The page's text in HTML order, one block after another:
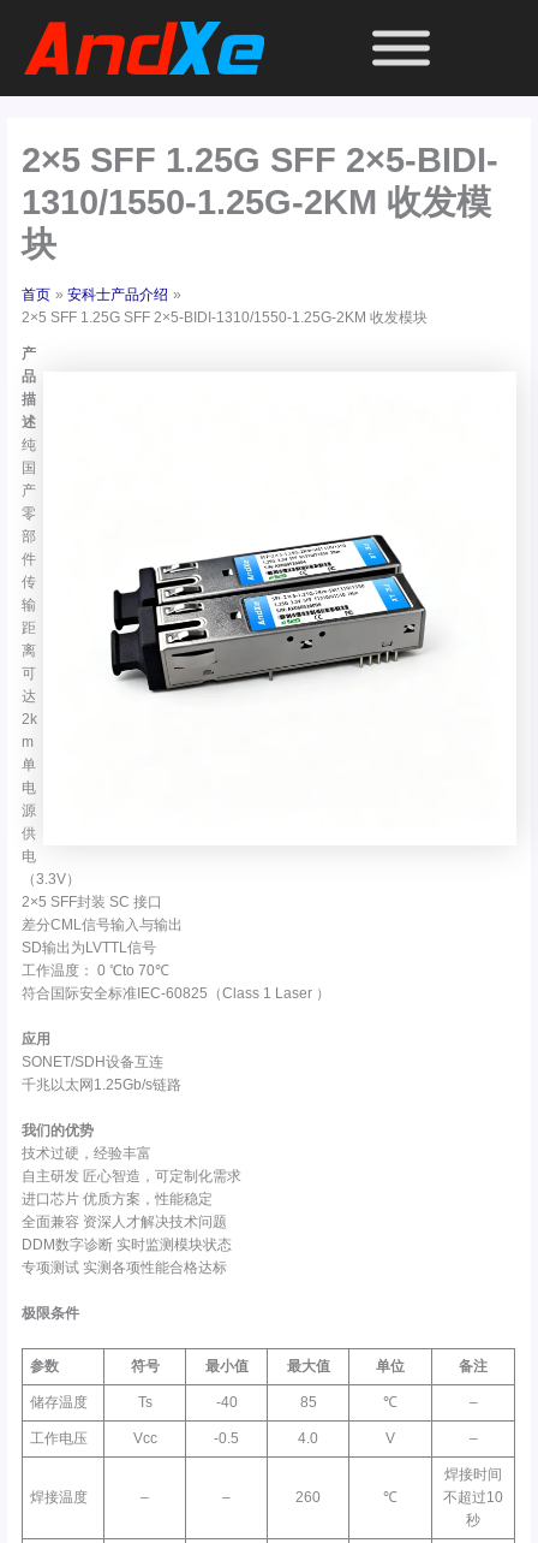
2×5 SFF 1.25G SFF 2×5-BIDI-
1310/1550-1.25G-2KM 收发模
块
首页
安科士产品介绍
2×5 SFF 1.25G SFF 2×5-BIDI-1310/1550-1.25G-2KM 收发模块
产
品
描
述
纯
国
产
零
部
件
传
输
距
离
可
达
2k
m
单
电
源
供
电
（3.3V）
2×5 SFF封装 SC 接口
差分CML信号输入与输出
SD输出为LVTTL信号
工作温度： 0 ℃to 70℃
符合国际安全标准IEC-60825（Class 1 Laser ）
应用
SONET/SDH设备互连
千兆以太网1.25Gb/s链路
我们的优势
技术过硬，经验丰富
自主研发 匠心智造，可定制化需求
进口芯片 优质方案，性能稳定
全面兼容 资深人才解决技术问题
DDM数字诊断 实时监测模块状态
专项测试 实测各项性能合格达标
极限条件
参数 符号 最小值 最大值 单位 备注
储存温度 Ts -40 85 ℃ –
工作电压 Vcc -0.5 4.0 V –
焊接温度 – – 260 ℃
焊接时间
不超过10
秒